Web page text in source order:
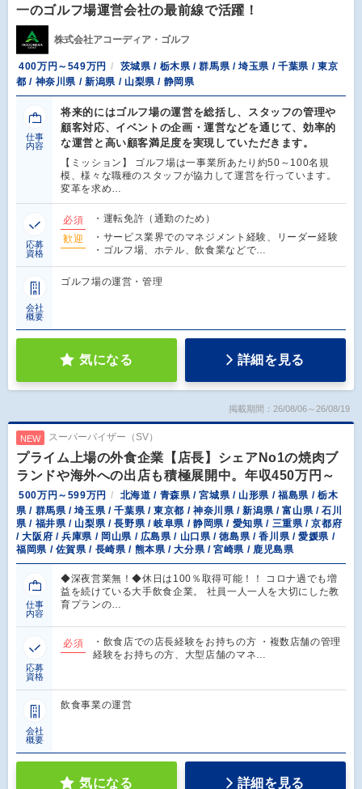
一のゴルフ場運営会社の最前線で活躍！
株式会社アコーディア・ゴルフ
400万円～549万円
茨城県 / 栃木県 / 群馬県 / 埼玉県 / 千葉県 / 東京
都 / 神奈川県 / 新潟県 / 山梨県 / 静岡県
仕事
内容
将来的にはゴルフ場の運営を総括し、スタッフの管理や
顧客対応、イベントの企画・運営などを通じて、効率的
な運営と高い顧客満足度を実現していただきます。
【ミッション】 ゴルフ場は一事業所あたり約50～100名規
模、様々な職種のスタッフが協力して運営を行っています。
変革を求め…
応募
資格
必須
・運転免許（通勤のため）
歓迎
・サービス業界でのマネジメント経験、リーダー経験
・ゴルフ場、ホテル、飲食業などで…
会社
概要
ゴルフ場の運営・管理
気になる 詳細を見る
掲載期間：26/08/06～26/08/19
NEW スーパーバイザー（SV）
プライム上場の外食企業【店長】シェアNo1の焼肉ブ
ランドや海外への出店も積極展開中。年収450万円～
500万円～599万円
北海道 / 青森県 / 宮城県 / 山形県 / 福島県 / 栃木
県 / 群馬県 / 埼玉県 / 千葉県 / 東京都 / 神奈川県 / 新潟県 / 富山県 / 石川
県 / 福井県 / 山梨県 / 長野県 / 岐阜県 / 静岡県 / 愛知県 / 三重県 / 京都府
/ 大阪府 / 兵庫県 / 岡山県 / 広島県 / 山口県 / 徳島県 / 香川県 / 愛媛県 /
福岡県 / 佐賀県 / 長崎県 / 熊本県 / 大分県 / 宮崎県 / 鹿児島県
仕事
内容
◆深夜営業無！◆休日は100％取得可能！！ コロナ過でも増
益を続けている大手飲食企業。 社員一人一人を大切にした教
育プランの…
応募
資格
必須
・飲食店での店長経験をお持ちの方 ・複数店舗の管理
経験をお持ちの方、大型店舗のマネ…
会社
概要
飲食事業の運営
気になる 詳細を見る